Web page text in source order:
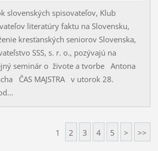
slovenských spisovateľov, Klub
literatúry faktu na Slovensku,
kresťanských seniorov Slovenska,
SSS, s. r. o., pozývajú na
seminár o živote a tvorbe Antona
ČAS MAJSTRA v utorok 28.
1 2 3 4 5 > >>